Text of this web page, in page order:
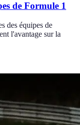
de Formule 1
des équipes de
l'avantage sur la